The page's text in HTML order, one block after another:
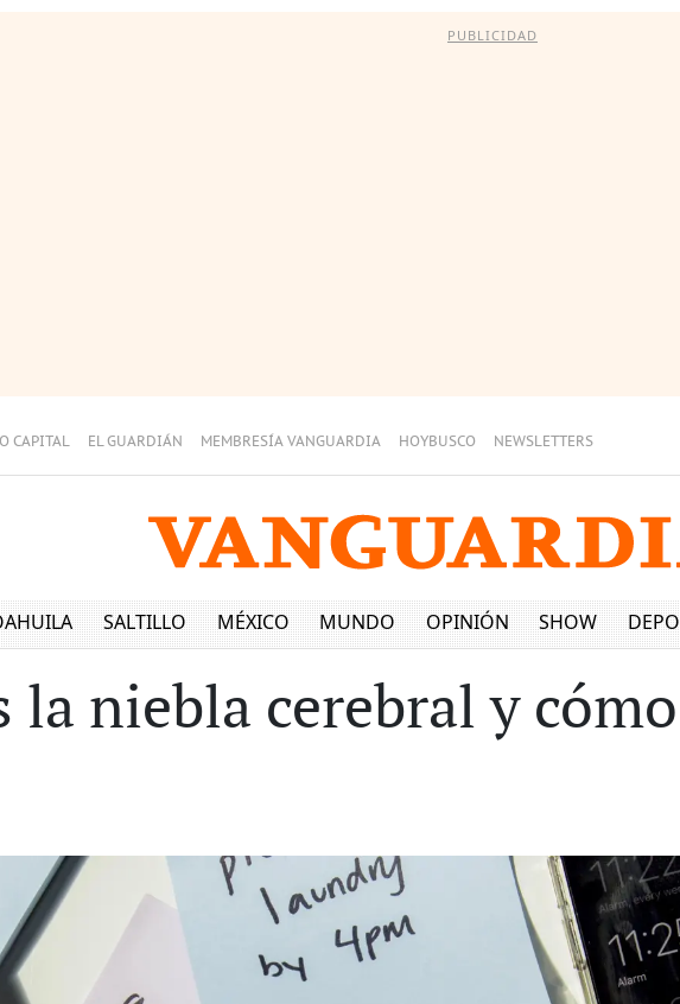
PUBLICIDAD
CAPITAL EL GUARDIÁN MEMBRESÍA VANGUARDIA HOYBUSCO NEWSLETTERS
SALTILLO MÉXICO MUNDO OPINIÓN SHOW
la niebla cerebral y